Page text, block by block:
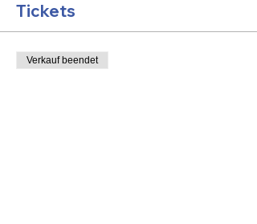
Tickets
Verkauf beendet